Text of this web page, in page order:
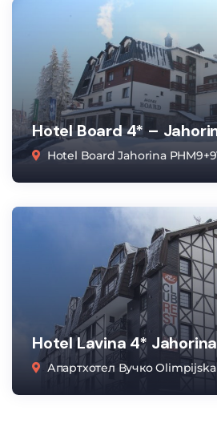
Hotel Board 4* –
Hotel Board Jahorina
Hotel Lavina 4* Jahorina
Апартхотел Вучко Olimpijska